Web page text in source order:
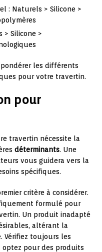
: Naturels > Silicone >
> Silicone >
les différents
pour votre travertin.
pour
travertin nécessite la
déterminants. Une
vous guidera vers la
spécifiques.
critère à considérer.
formulé pour
Un produit inadapté
altérant la
Vérifiez toujours les
pour des produits